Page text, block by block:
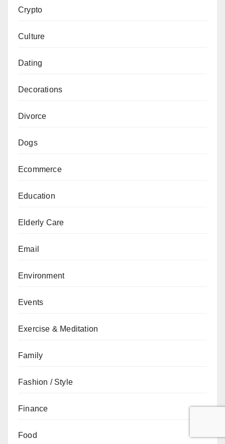
Crypto
Culture
Dating
Decorations
Divorce
Dogs
Ecommerce
Education
Elderly Care
Email
Environment
Events
Exercise & Meditation
Family
Fashion / Style
Finance
Food